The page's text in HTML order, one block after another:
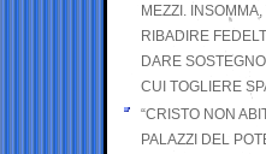
MEZZI. INSOMMA,
RIBADIRE
DARE
CUI TOGLIERE
“CRISTO NON
PALAZZI DEL